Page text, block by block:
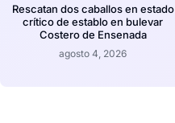
Rescatan dos caballos en estado
crítico de establo en bulevar
Costero de Ensenada
agosto 4, 2026